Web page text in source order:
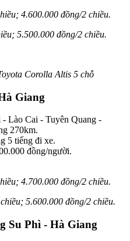
4.600.000 đồng/2 chiều.
5.500.000 đồng/2 chiều.
Corolla Altis 5 chỗ
Giang
Lào Cai - Tuyên Quang -
270km.
5 tiếng đi xe.
đồng/người.
4.700.000 đồng/2 chiều.
5.600.000 đồng/2 chiều.
Su Phì - Hà Giang